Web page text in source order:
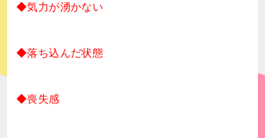
◆気力が湧かない
◆落ち込んだ状態
◆喪失感